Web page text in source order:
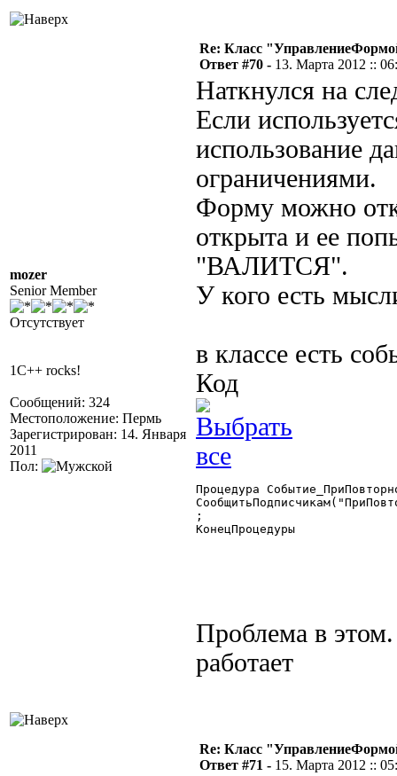
mozer
Senior Member
Отсутствует
1C++ rocks!
Сообщений: 324
Местоположение: Пермь
Зарегистрирован: 14. Января
2011
Пол:
Re: Класс
Ответ #70 - 13. Марта 2012 ::
Наткнулся на
Если
использование
ограничениями.
Форму можно
открыта и ее
"ВАЛИТСЯ".
У кого есть
в классе есть
Код
Процедура
;
КонецПроцедуры
Проблема в этом.
работает
Re: Класс
Ответ #71 - 15. Марта 2012 ::